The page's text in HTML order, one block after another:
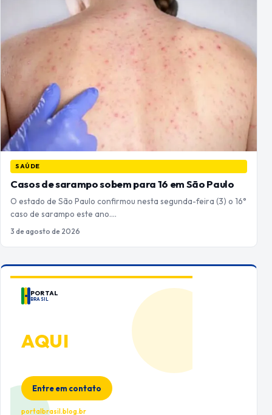
SAÚDE
Casos de sarampo sobem para 16 em São Paulo
O estado de São Paulo confirmou nesta segunda-feira (3) o 16°
caso de sarampo este ano.…
3 de agosto de 2026
PORTAL
BRASIL
AQUI
Entre em contato
portalbrasil.blog.br